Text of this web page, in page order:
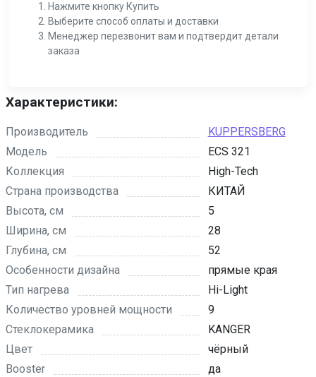
Нажмите кнопку Купить
Выберите способ оплаты и доставки
Менеджер перезвонит вам и подтвердит детали
заказа
Характеристики:
Производитель
KUPPERSBERG
Модель
ECS 321
Коллекция
High-Tech
Страна производства
КИТАЙ
Высота, см
5
Ширина, см
28
Глубина, см
52
Особенности дизайна
прямые края
Тип нагрева
Hi-Light
Количество уровней мощности
9
Стеклокерамика
KANGER
Цвет
чёрный
Booster
да